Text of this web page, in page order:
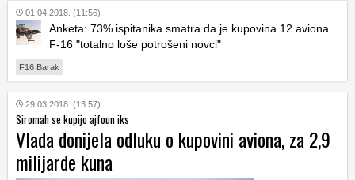
01.04.2018. (11:56)
Anketa: 73% ispitanika smatra da je kupovina 12 aviona
F-16 "totalno loše potrošeni novci"
F16 Barak
29.03.2018. (13:57)
Siromah se kupijo ajfoun iks
Vlada donijela odluku o kupovini aviona, za 2,9
milijarde kuna